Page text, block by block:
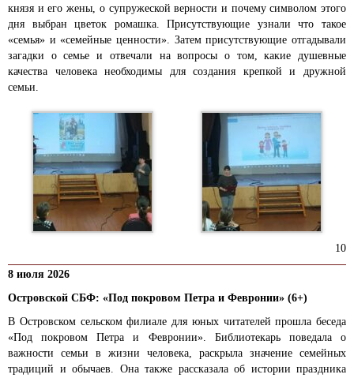
князя и его жены, о супружеской верности и почему символом этого
дня выбран цветок ромашка. Присутствующие узнали что такое
«семья» и «семейные ценности». Затем присутствующие отгадывали
загадки о семье и отвечали на вопросы о том, какие душевные
качества человека необходимы для создания крепкой и дружной
семьи.
10
8 июля 2026
Островской СБФ: «Под покровом Петра и Февронии» (6+)
В Островском сельском филиале для юных читателей прошла беседа
«Под покровом Петра и Февронии». Библиотекарь поведала о
важности семьи в жизни человека, раскрыла значение семейных
традиций и обычаев. Она также рассказала об истории праздника